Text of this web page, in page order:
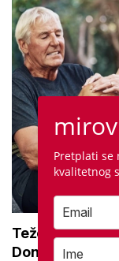
Teže se
savjete za lakši
Pretplati se
sadržaja